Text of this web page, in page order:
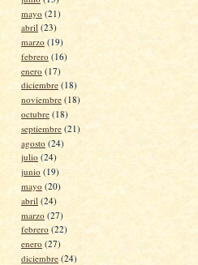
mayo (21)
abril (23)
marzo (19)
febrero (16)
enero (17)
diciembre (18)
noviembre (18)
octubre (18)
septiembre (21)
agosto (24)
julio (24)
junio (19)
mayo (20)
abril (24)
marzo (27)
febrero (22)
enero (27)
diciembre (24)